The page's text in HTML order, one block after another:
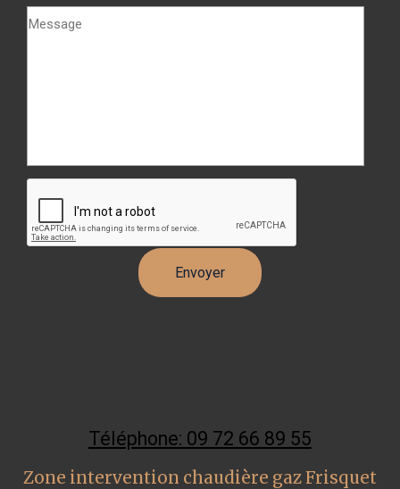
Téléphone: 09 72 66 89 55
Zone intervention chaudière gaz Frisquet